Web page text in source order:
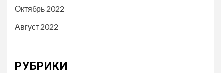
Октябрь 2022
Август 2022
РУБРИКИ